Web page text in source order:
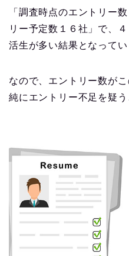
「調査時点のエントリー
リー予定数１６社」で、
活生が多い結果となってい
なので、エントリー数が
純にエントリー不足を疑う